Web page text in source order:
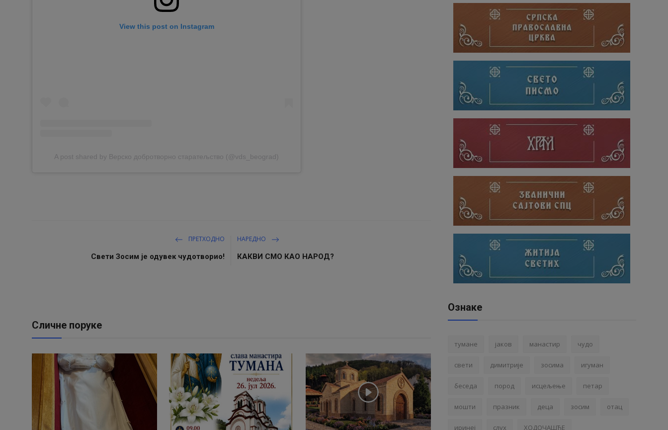
View this post on Instagram
A post shared by Верско добротворно старатељство (@vds_beograd)
ПРЕТХОДНО
Свети Зосим је одувек чудотворио!
НАРЕДНО
КАКВИ СМО КАО НАРОД?
Сличне поруке
Ознаке
тумане јаков манастир чудо
свети димитрије зосима игуман
беседа пород исцељење петар
мошти празник деца зосим отац
иринеј слух ХОДОЧАШЋЕ